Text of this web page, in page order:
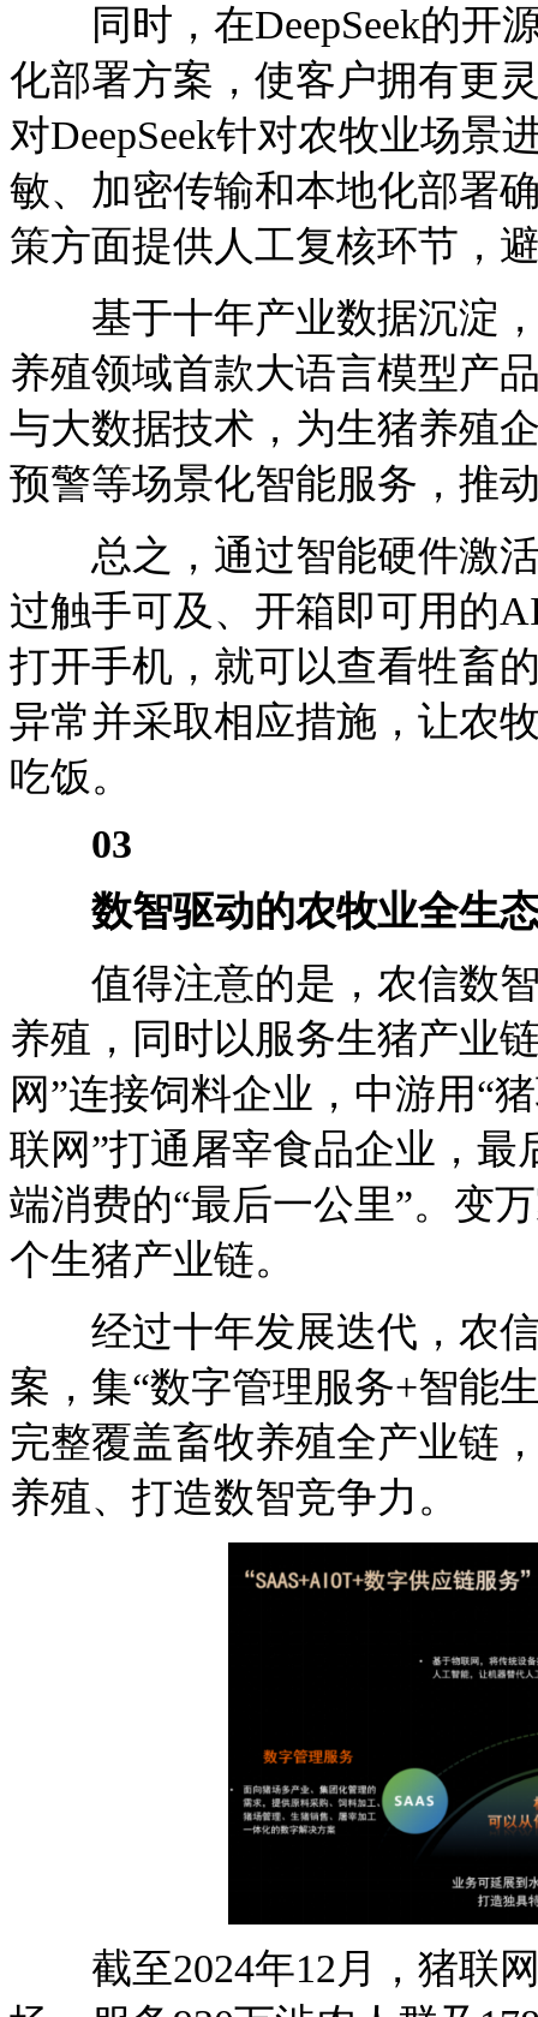
同时，在DeepSeek的开
化部署方案，使客户拥有更
对DeepSeek针对农牧业场景
敏、加密传输和本地化部署
策方面提供人工复核环节，
基于十年产业数据沉淀，
养殖领域首款大语言模型产
与大数据技术，为生猪养殖
预警等场景化智能服务，推
总之，通过智能硬件激活
过触手可及、开箱即可用的
打开手机，就可以查看牲畜
异常并采取相应措施，让农
吃饭。
03
数智驱动的农牧业全生
值得注意的是，农信数智
养殖，同时以服务生猪产业
网”连接饲料企业，中游用“
联网”打通屠宰食品企业，最
端消费的“最后一公里”。变
个生猪产业链。
经过十年发展迭代，农信
案，集“数字管理服务+智能
完整覆盖畜牧养殖全产业链
养殖、打造数智竞争力。
截至2024年12月，猪联网